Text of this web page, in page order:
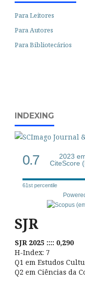
Para Leitores
Para Autores
Para Bibliotecários
INDEXING
0.7
2023
CiteScore
61st percentile
SJR
SJR 2025 :::: 0,290
H-Index: 7
Q1 em Estudos
Q2 em Ciências da